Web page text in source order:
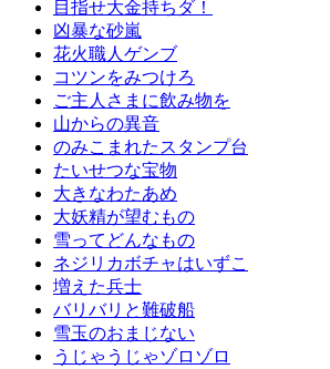
目指せ大金持ちダ！
凶暴な砂嵐
花火職人ゲンブ
コツンをみつけろ
ご主人さまに飲み物を
山からの異音
のみこまれたスタンプ台
たいせつな宝物
大きなわたあめ
大妖精が望むもの
雪ってどんなもの
ネジリカボチャはいずこ
増えた兵士
バリバリと難破船
雪玉のおまじない
うじゃうじゃゾロゾロ